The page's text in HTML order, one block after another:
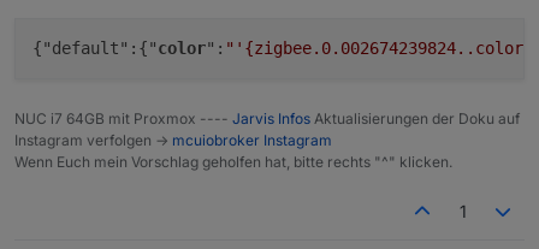
Genau sowas brauche ich, nur dass ich eben auf den
{"default":{"color":
NUC i7 64GB mit Proxmox ---- Jarvis Infos Aktualisierungen der Doku auf
Instagram verfolgen -> mcuiobroker Instagram
Wenn Euch mein Vorschlag geholfen hat, bitte rechts "^" klicken.
1